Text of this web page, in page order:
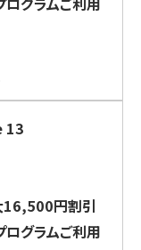
13
16,500円割引
ログラムご利用